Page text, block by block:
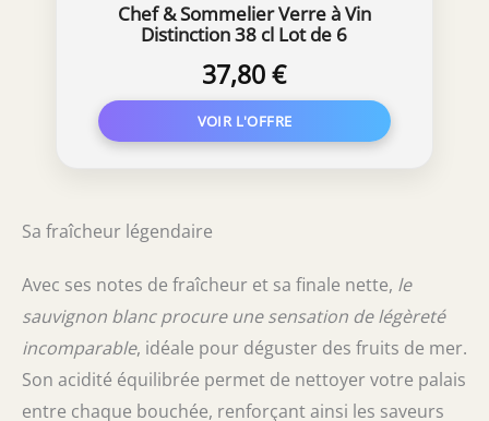
Chef & Sommelier Verre à Vin
Distinction 38 cl Lot de 6
37,80 €
Sa fraîcheur légendaire
Avec ses notes de fraîcheur et sa finale nette, le
sauvignon blanc procure une sensation de légèreté
incomparable, idéale pour déguster des fruits de mer.
Son acidité équilibrée permet de nettoyer votre palais
entre chaque bouchée, renforçant ainsi les saveurs